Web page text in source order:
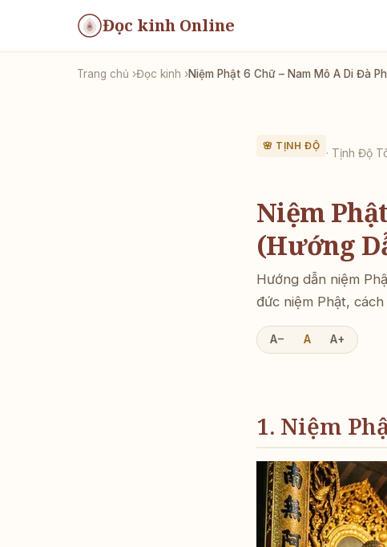
Đọc kinh Online
Trang chủ Đọc kinh Niệm Phật 6 Chữ – Nam Mô A Di Đà
🌸 TỊNH ĐỘ · Tịnh Độ
Niệm
(Hướng
Hướng dẫn niệm
đức niệm Phật,
A− A A+
1. Niệm